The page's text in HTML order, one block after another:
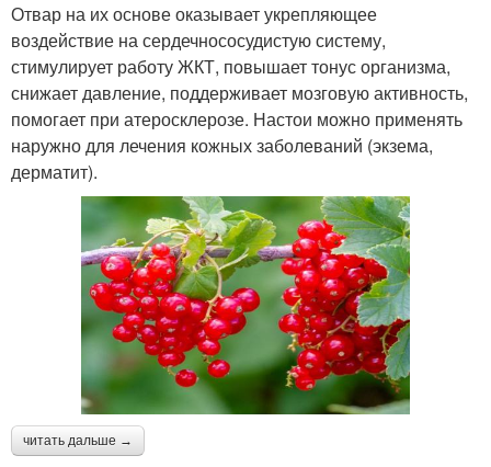
Отвар на их основе оказывает укрепляющее
воздействие на сердечнососудистую систему,
стимулирует работу ЖКТ, повышает тонус организма,
снижает давление, поддерживает мозговую активность,
помогает при атеросклерозе. Настои можно применять
наружно для лечения кожных заболеваний (экзема,
дерматит).
читать дальше →